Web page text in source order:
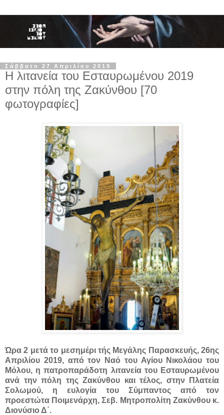
Σάββατο 27 Απριλίου 2019
Η λιτανεία του Εσταυρωμένου 2019
στην πόλη της Ζακύνθου [70
φωτογραφίες]
Ώρα 2 μετά το μεσημέρι τής Μεγάλης Παρασκευής, 26ης
Απριλίου 2019, από τον Ναό του Αγίου Νικολάου του
Μόλου, η πατροπαράδοτη λιτανεία του Εσταυρωμένου
ανά την πόλη της Ζακύνθου και τέλος, στην Πλατεία
Σολωμού, η ευλογία του Σύμπαντος από τον
προεστώτα Ποιμενάρχη, Σεβ. Μητροπολίτη Ζακύνθου κ.
Διονύσιο Δ΄.